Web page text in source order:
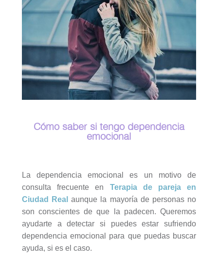
Cómo saber si tengo dependencia
emocional
La dependencia emocional es un motivo de
consulta frecuente en
Terapia de pareja en
Ciudad Real
aunque la mayoría de personas no
son conscientes de que la padecen. Queremos
ayudarte a detectar si puedes estar sufriendo
dependencia emocional para que puedas buscar
ayuda, si es el caso.